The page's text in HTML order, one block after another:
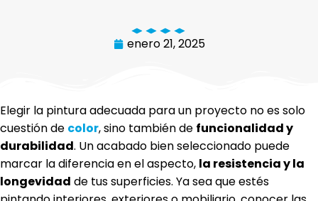
enero 21, 2025
Elegir la pintura adecuada para un proyecto no es solo
cuestión de color, sino también de funcionalidad y
durabilidad. Un acabado bien seleccionado puede
marcar la diferencia en el aspecto, la resistencia y la
longevidad de tus superficies. Ya sea que estés